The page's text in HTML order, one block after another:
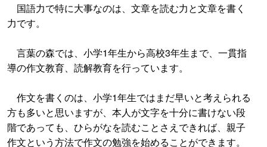
国語力で特に大事なのは、文章を読む力と文章を書く
力です。
言葉の森では、小学1年生から高校3年生まで、一貫指
導の作文教育、読解教育を行っています。
作文を書くのは、小学1年生ではまだ早いと考えられる
方も多いと思いますが、本人が文字を十分に書けない段
階であっても、ひらがなを読むことさえできれば、親子
作文という方法で作文の勉強を始めることができます。